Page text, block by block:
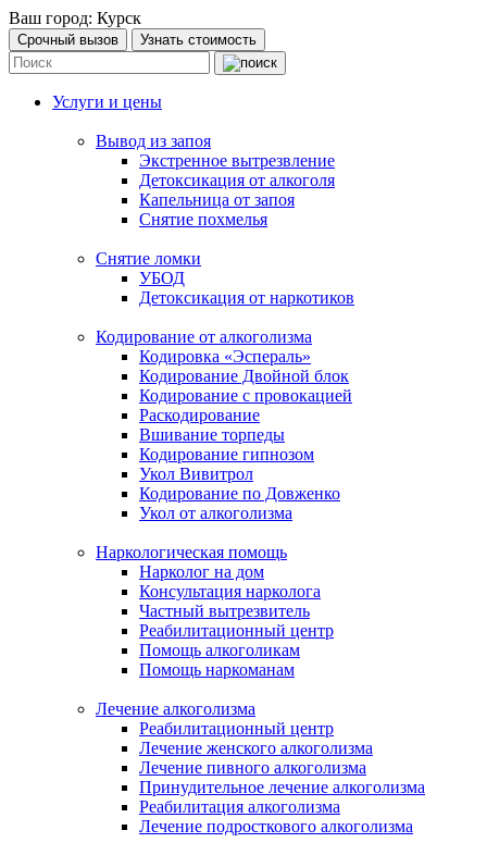
Ваш город: Курск
Срочный вызов Узнать стоимость
Услуги и цены
Вывод из запоя
Экстренное вытрезвление
Детоксикация от алкоголя
Капельница от запоя
Снятие похмелья
Снятие ломки
УБОД
Детоксикация от наркотиков
Кодирование от алкоголизма
Кодировка «Эспераль»
Кодирование Двойной блок
Кодирование с провокацией
Раскодирование
Вшивание торпеды
Кодирование гипнозом
Укол Вивитрол
Кодирование по Довженко
Укол от алкоголизма
Наркологическая помощь
Нарколог на дом
Консультация нарколога
Частный вытрезвитель
Реабилитационный центр
Помощь алкоголикам
Помощь наркоманам
Лечение алкоголизма
Реабилитационный центр
Лечение женского алкоголизма
Лечение пивного алкоголизма
Принудительное лечение алкоголизма
Реабилитация алкоголизма
Лечение подросткового алкоголизма